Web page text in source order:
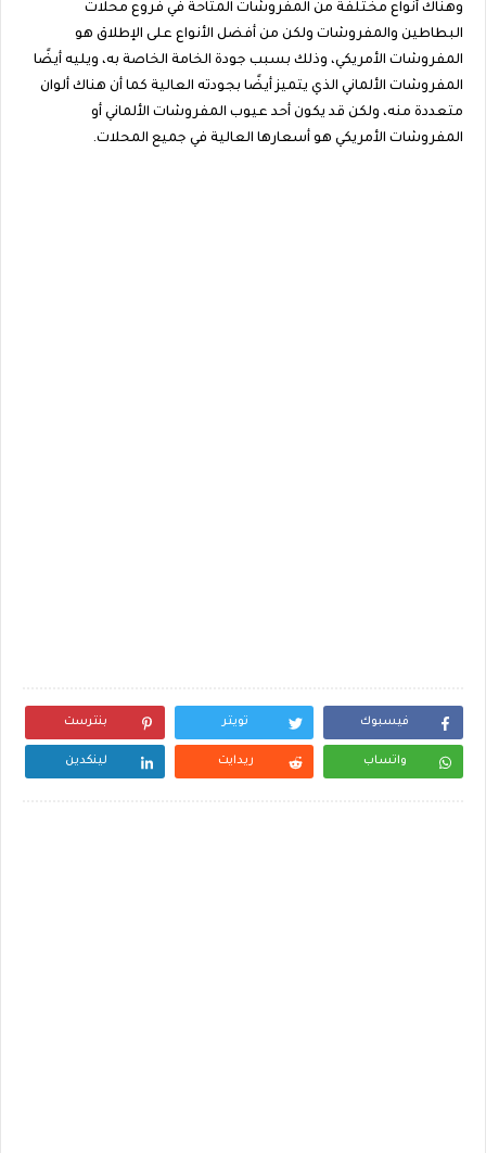
وهناك أنواع مختلفة من المفروشات المتاحة في فروع محلات
البطاطين والمفروشات ولكن من أفضل الأنواع على الإطلاق هو
المفروشات الأمريكي، وذلك بسبب جودة الخامة الخاصة به، ويليه أيضًا
المفروشات الألماني الذي يتميز أيضًا بجودته العالية كما أن هناك ألوان
متعددة منه، ولكن قد يكون أحد عيوب المفروشات الألماني أو
المفروشات الأمريكي هو أسعارها العالية في جميع المحلات.
فيسبوك تويتر بنترست
واتساب ريدايت لينكدين